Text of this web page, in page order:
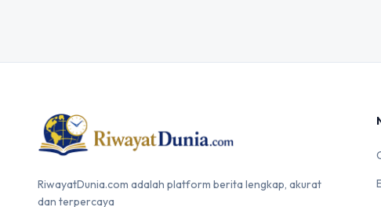
RiwayatDunia.com adalah platform berita lengkap, akurat
dan terpercaya